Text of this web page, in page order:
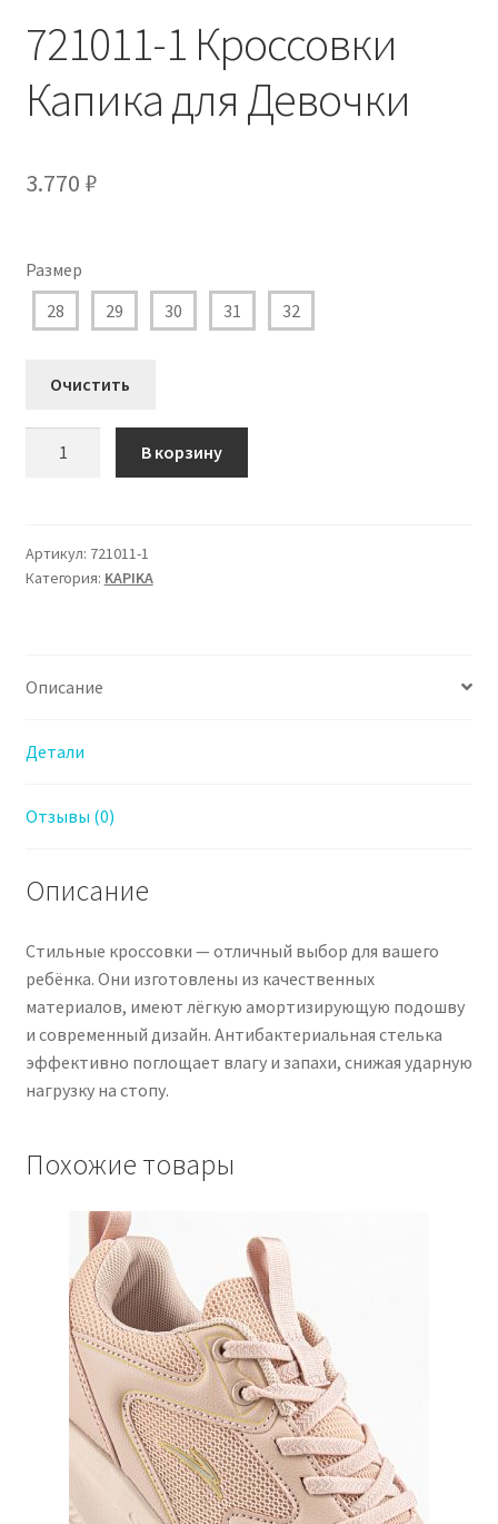
721011-1 Кроссовки
Капика для Девочки
3.770 ₽
Размер
28
29 30 31 32
Очистить
Кроссовки
Капика
В корзину
Артикул: 721011-1
Категория: KAPIKA
Описание
Детали
Отзывы (0)
Описание
Стильные кроссовки — отличный выбор для вашего
ребёнка. Они изготовлены из качественных
материалов, имеют лёгкую амортизирующую подошву
и современный дизайн. Антибактериальная стелька
эффективно поглощает влагу и запахи, снижая ударную
нагрузку на стопу.
Похожие товары